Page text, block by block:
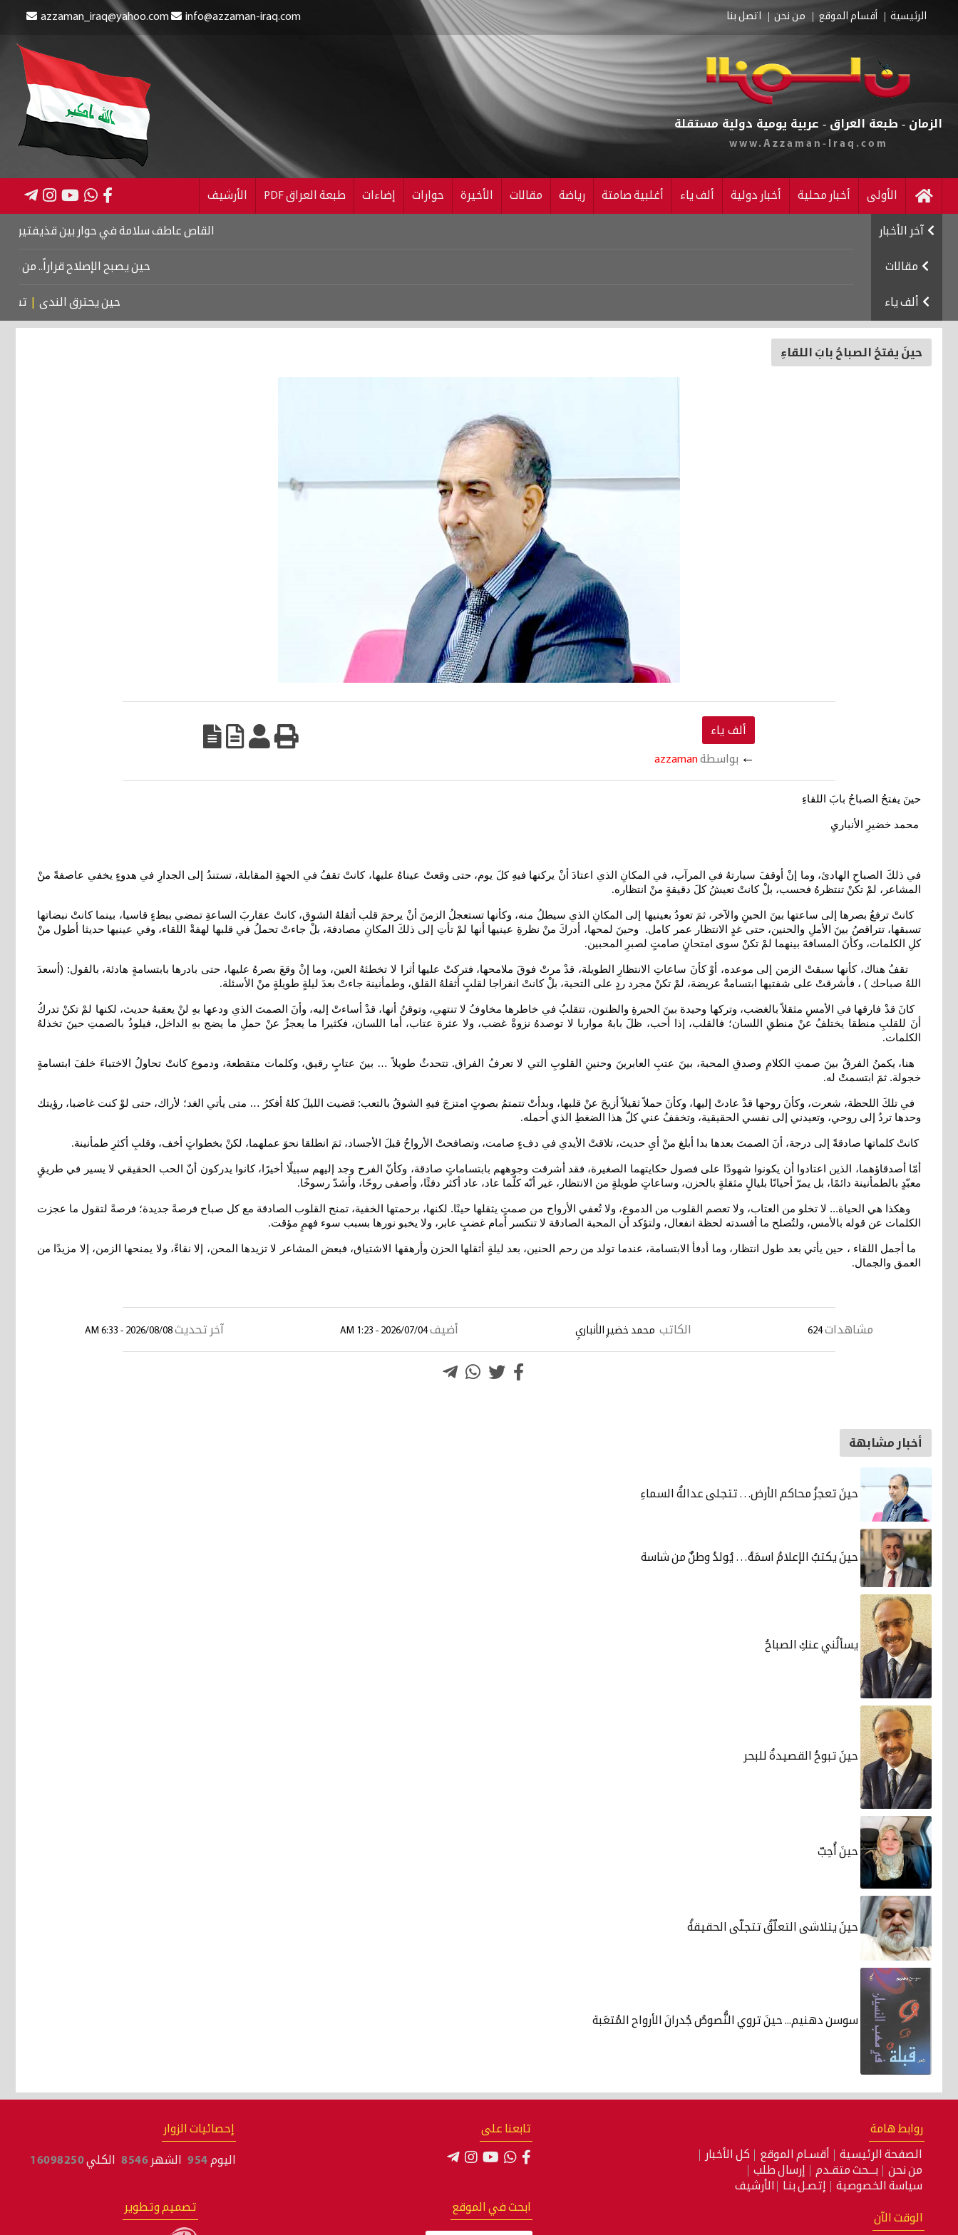
الرئيسية أقسام الموقع من نحن اتصل بنا azzaman_iraq@yahoo.com info@azzaman-iraq.com
الزمان - طبعة العراق - عربية يومية دولية مستقلة
www.Azzaman-Iraq.com
الأولى أخبار محلية أخبار دولية ألف ياء أغلبية صامتة رياضة مقالات الأخيرة حوارات إضاءات طبعة العراق PDF الأرشيف
آخر الأخبار القاص عاطف سلامة في حوار بين قذيفتين | كتاب
مقالات حين يصبح الإصلاح قراراً.. من كربلاء
ألف ياء حين يحترق الندى | تشييع
حينَ يفتحُ الصباحُ بابَ اللقاءِ
ألف ياء
← بواسطةazzaman
حينَ يفتحُ الصباحُ بابَ اللقاءِ
محمد خضيرِ الأنباريِ
في ذلكَ الصباحِ الهادئ، وما إنْ أوقفَ سيارتهُ في المرآب، في المكانِ الذي اعتادَ أنْ يركنها فيهِ كلَ يوم، حتى وقعتْ عيناهُ عليها، كانتْ تقفُ في الجهةِ المقابلة، تستندُ إلى الجدارِ في هدوءٍ يخفي عاصفةً منْ
المشاعر، لمْ تكنْ تنتظرهُ فحسب، بلْ كانتْ تعيشُ كلَ دقيقةٍ منْ انتظاره.
كانتْ ترفعُ بصرها إلى ساعتها بينَ الحينِ والآخر، ثمَ تعودُ بعينيها إلى المكانِ الذي سيطلُ منه، وكأنها تستعجلُ الزمنَ أنْ يرحمَ قلب أثقلهُ الشوق، كانتْ عقاربَ الساعةِ تمضي ببطءٍ قاسيا، بينما كانتْ نبضاتها
تسبقها، تتراقصُ بينَ الأملِ والحنين، حتى غدٍ الانتظار عمر كامل. وحينَ لمحها، أدركَ منْ نظرةِ عينيها أنها لمْ تأتِ إلى ذلكَ المكانِ مصادفة، بلْ جاءتْ تحملُ في قلبها لهفةْ اللقاء، وفي عينيها حديثا أطول منْ
كلِ الكلمات، وكأنَ المسافةَ بينهما لمْ تكنْ سوى امتحانٍ صامتٍ لصبرِ المحبين.
تقفُ هناك، كأنها سبقتْ الزمن إلى موعده، أوْ كأنَ ساعاتِ الانتظارِ الطويلة، قدْ مرتْ فوقَ ملامحها، فتركتْ عليها أثرا لا تخطئهُ العين، وما إنْ وقعَ بصرهُ عليها، حتى بادرها بابتسامةٍ هادئة، بالقول: (أسعدَ
اللهُ صباحك ) ، فأشرقتْ على شفتيها ابتسامةٌ عريضة، لمْ تكنْ مجرد ردٍ على التحية، بلْ كانتْ انفراجا لقلبٍ أثقلهُ القلق، وطمأنينة جاءتْ بعدَ ليلةٍ طويلةٍ منْ الأسئلة.
كانَ قدْ فارقها في الأمسِ مثقلاً بالغضب، وتركها وحيدة بينَ الحيرةِ والظنون، تتقلبُ في خاطرها مخاوفُ لا تنتهي، وتوقنُ أنها، قدْ أساءتْ إليه، وأنَ الصمتَ الذي ودعها بهِ لنْ يعقبهُ حديث، لكنها لمْ تكنْ تدركُ
أنَ للقلبِ منطقا يختلفُ عنْ منطقِ اللسان؛ فالقلب، إذا أحب، ظلَ بابهُ مواربا لا توصدهُ نزوةْ غضب، ولا عثرة عتاب، أما اللسان، فكثيرا ما يعجزُ عنْ حملِ ما يضج بهِ الداخل، فيلوذُ بالصمتِ حينَ تخذلهُ
الكلمات.
هنا، يكمنُ الفرقُ بينَ صمتِ الكلامِ وصدقِ المحبة، بينَ عتبِ العابرينَ وحنينِ القلوبِ التي لا تعرفُ الفراق. تتحدثُ طويلاً … بينَ عتابٍ رقيق، وكلمات متقطعة، ودموع كانتْ تحاولُ الاختباءَ خلفَ ابتسامةٍ
خجولة. ثمَ ابتسمتْ له.
في تلكَ اللحظة، شعرت، وكأنَ روحها قدْ عادتْ إليها، وكأنَ حملاً ثقيلاً أزيحَ عنْ قلبها، وبدأتْ تتمتمُ بصوتٍ امتزجَ فيهِ الشوقُ بالتعب: قضيت الليلَ كلهُ أفكرُ … متى يأتي الغد؛ لأراك، حتى لوْ كنت غاضبا، رؤيتك
وحدها تردُ إلى روحي، وتعيدني إلى نفسي الحقيقية، وتخففُ عني كلّ هذا الضغطِ الذي أحمله.
كانتْ كلماتها صادقةً إلى درجة، أنَ الصمتَ بعدها بدا أبلغ منْ أيِ حديث، تلاقتْ الأيدي في دفءٍ صامت، وتصافحتْ الأرواحُ قبلَ الأجساد، ثمَ انطلقا نحوَ عملهما، لكنْ بخطواتٍ أخف، وقلبِ أكثرِ طمأنينة.
أمّا أصدقاؤهما، الذين اعتادوا أن يكونوا شهودًا على فصول حكايتهما الصغيرة، فقد أشرقت وجوههم بابتساماتٍ صادقة، وكأنّ الفرح وجد إليهم سبيلًا أخيرًا، كانوا يدركون أنّ الحب الحقيقي لا يسير في طريقٍ
معبّدٍ بالطمأنينة دائمًا، بل يمرّ أحيانًا بليالٍ مثقلةٍ بالحزن، وساعاتٍ طويلةٍ من الانتظار، غير أنّه كلّما عاد، عاد أكثر دفئًا، وأصفى روحًا، وأشدّ رسوخًا.
وهكذا هي الحياة... لا تخلو من العتاب، ولا تعصم القلوب من الدموع، ولا تُعفي الأرواح من صمتٍ يثقلها حينًا. لكنها، برحمتها الخفية، تمنح القلوب الصادقة مع كل صباح فرصةً جديدة؛ فرصةً لتقول ما عجزت
الكلمات عن قوله بالأمس، ولتُصلح ما أفسدته لحظة انفعال، ولتؤكد أن المحبة الصادقة لا تنكسر أمام غضبٍ عابر، ولا يخبو نورها بسبب سوء فهمٍ مؤقت.
ما أجمل اللقاء ، حين يأتي بعد طول انتظار، وما أدفأ الابتسامة، عندما تولد من رحم الحنين، بعد ليلةٍ أثقلها الحزن وأرهقها الاشتياق، فبعض المشاعر لا تزيدها المحن، إلا نقاءً، ولا يمنحها الزمن، إلا مزيدًا من
العمق والجمال.
مشاهدات 624 الكاتب محمد خضيرِ الأنباريِ أضيف 2026/07/04 - 1:23 AM آخر تحديث 2026/08/08 - 6:33 AM
أخبار مشابهة
حينَ تعجزُ محاكم الأرض. . . تتجلى عدالةُ السماءِ
حينَ يكتبُ الإعلامُ اسمَهُ… يُولدُ وطنٌ من شاسة
يسألُني عنكِ الصباحُ
حينَ تبوحُ القصيدةُ للبحر
حينَ أُحِبّ
حينَ يتلاشى التعلّقُ تتجلّى الحقيقةُ
سوسن دهنيم... حينَ تروي النُّصوصُ جُدرانَ الأرواح المُتعَبة
روابط هامة
الصفحة الرئيسية أقسـام الموقع
كل الأخبار
من نحن
بـــحث متقـدم
إرسال طلب
سياسة الخصوصية
إتصـل بنـا الأرشيف
تابعنا على إحصائيات الزوار
اليوم 954 الشهر 8546 الكلي16098250
الوقت الآن
ابحث في الموقع تصميم وتطوير